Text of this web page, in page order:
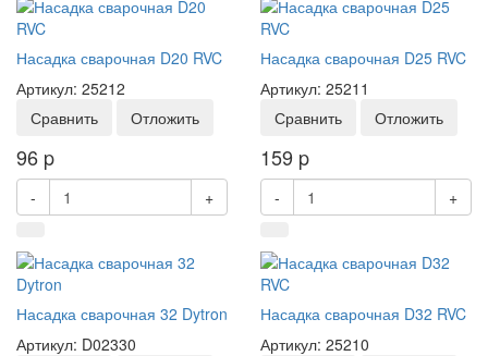
Насадка сварочная D20 RVC
Артикул: 25212
Сравнить
Отложить
96 p
- +
Насадка сварочная D25 RVC
Артикул: 25211
Сравнить
Отложить
159 p
- +
Насадка сварочная 32 Dytron
Артикул: D02330
Насадка сварочная D32 RVC
Артикул: 25210